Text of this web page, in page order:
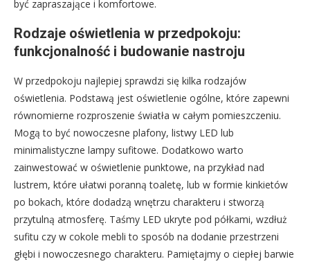
być zapraszające i komfortowe.
Rodzaje oświetlenia w przedpokoju:
funkcjonalność i budowanie nastroju
W przedpokoju najlepiej sprawdzi się kilka rodzajów
oświetlenia. Podstawą jest oświetlenie ogólne, które zapewni
równomierne rozproszenie światła w całym pomieszczeniu.
Mogą to być nowoczesne plafony, listwy LED lub
minimalistyczne lampy sufitowe. Dodatkowo warto
zainwestować w oświetlenie punktowe, na przykład nad
lustrem, które ułatwi poranną toaletę, lub w formie kinkietów
po bokach, które dodadzą wnętrzu charakteru i stworzą
przytulną atmosferę. Taśmy LED ukryte pod półkami, wzdłuż
sufitu czy w cokole mebli to sposób na dodanie przestrzeni
głębi i nowoczesnego charakteru. Pamiętajmy o ciepłej barwie